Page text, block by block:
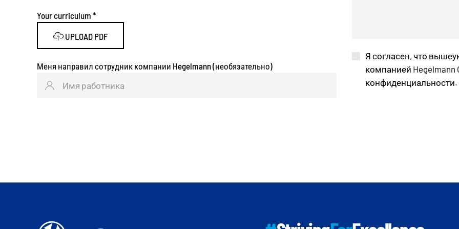
Your curriculum *
UPLOAD PDF
Меня направил сотрудник компании Hegelmann (необязательно)
Я согласен, что
компанией Hegelmann
конфиденциальности.